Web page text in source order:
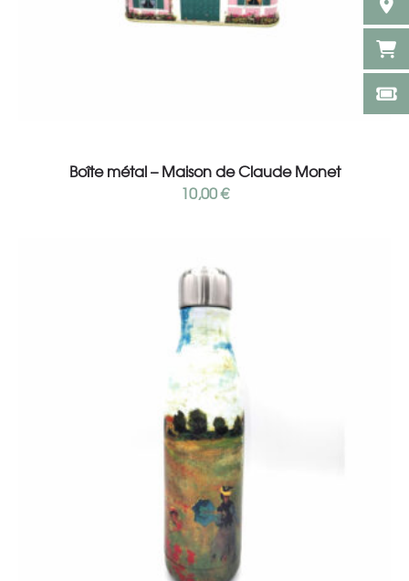
Boîte métal – Maison de Claude Monet
10,00€